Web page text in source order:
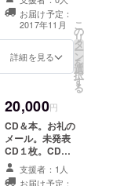
為」、「永井清
治＆Sonic
Train」、「永井
清治＋Sonic
Train:in 御
宿」。
cordsのＣＤ
「Paul
Rutherford&豊
住芳三郎」、
「沖至、井野信
義＆崔善培」。
DVD「ドラ☆美
からどれか２
つ。お名前を
ジャケットに記
載。
お届け予定：
2017年11月
詳細を見る
こ
の
リ
タ
ー
ン
を
選
択
す
る
20,000円
CD＆本。お礼の
メール。未発表
CD１枚。CD、
DVD、本から３
つ。お名前をカ
支援者：1人
お届け予定：